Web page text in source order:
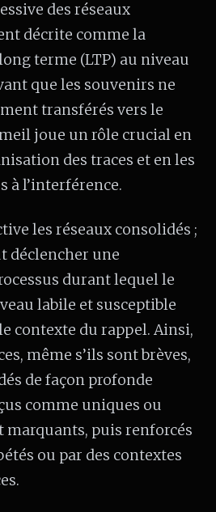
des réseaux
décrite comme la
terme (LTP) au niveau
que les souvenirs ne
transférés vers le
joue un rôle crucial en
des traces et en les
à l’interférence.
les réseaux consolidés ;
déclencher une
durant lequel le
labile et susceptible
contexte du rappel. Ainsi,
même s’ils sont brèves,
de façon profonde
comme uniques ou
puis renforcés
ou par des contextes